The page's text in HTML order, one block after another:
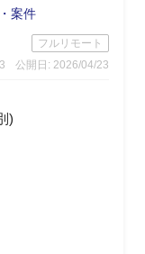
案件
フルリモート
公開日: 2026/04/23
)